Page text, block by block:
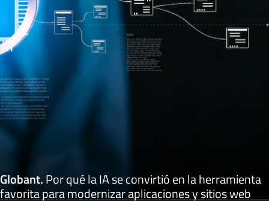
Globant.Por qué la IA se convirtió en la herramienta
favorita para modernizar aplicaciones y sitios web